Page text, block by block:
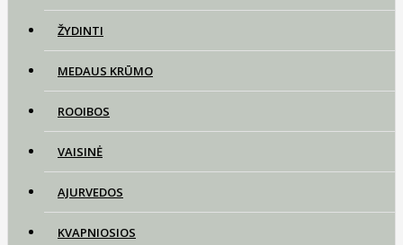
ŽYDINTI
MEDAUS KRŪMO
ROOIBOS
VAISINĖ
AJURVEDOS
KVAPNIOSIOS